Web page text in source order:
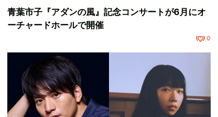
青葉市子『アダンの風』記念コンサートが6月にオ
ーチャードホールで開催
0